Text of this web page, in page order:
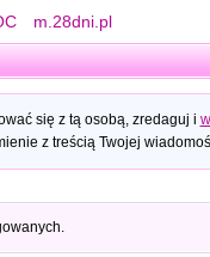
m.28dni.pl
się z tą osobą, zredaguj i
z treścią Twojej